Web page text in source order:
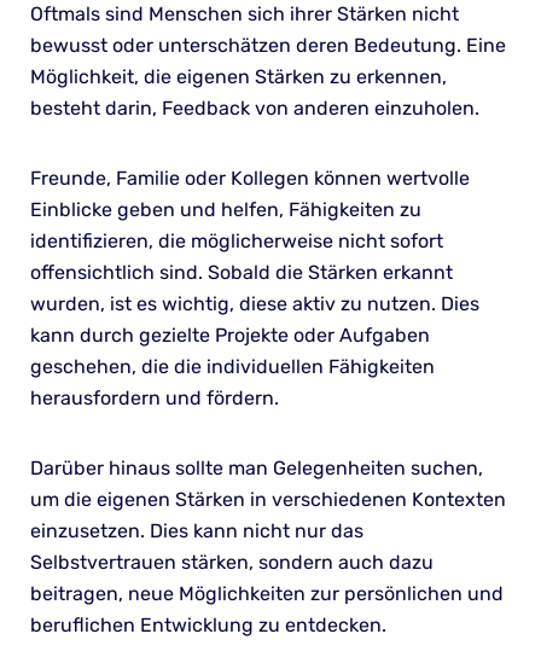
Oftmals sind Menschen sich ihrer Stärken nicht
bewusst oder unterschätzen deren Bedeutung. Eine
Möglichkeit, die eigenen Stärken zu erkennen,
besteht darin, Feedback von anderen einzuholen.
Freunde, Familie oder Kollegen können wertvolle
Einblicke geben und helfen, Fähigkeiten zu
identifizieren, die möglicherweise nicht sofort
offensichtlich sind. Sobald die Stärken erkannt
wurden, ist es wichtig, diese aktiv zu nutzen. Dies
kann durch gezielte Projekte oder Aufgaben
geschehen, die die individuellen Fähigkeiten
herausfordern und fördern.
Darüber hinaus sollte man Gelegenheiten suchen,
um die eigenen Stärken in verschiedenen Kontexten
einzusetzen. Dies kann nicht nur das
Selbstvertrauen stärken, sondern auch dazu
beitragen, neue Möglichkeiten zur persönlichen und
beruflichen Entwicklung zu entdecken.